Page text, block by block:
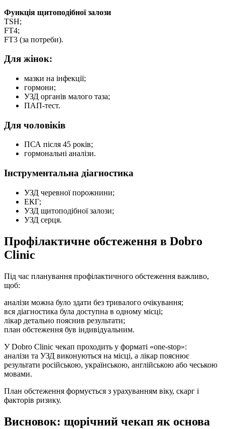
Функція щитоподібної залози
TSH;
FT4;
FT3 (за потреби).
Для жінок:
мазки на інфекції;
гормони;
УЗД органів малого таза;
ПАП-тест.
Для чоловіків
ПСА після 45 років;
гормональні аналізи.
Інструментальна діагностика
УЗД черевної порожнини;
ЕКГ;
УЗД щитоподібної залози;
УЗД серця.
Профілактичне обстеження в Dobro
Clinic
Під час планування профілактичного обстеження важливо,
щоб:
аналізи можна було здати без тривалого очікування;
вся діагностика була доступна в одному місці;
лікар детально пояснив результати;
план обстеження був індивідуальним.
У Dobro Clinic чекап проходить у форматі «one-stop»:
аналізи та УЗД виконуються на місці, а лікар пояснює
результати російською, українською, англійською або чеською
мовами.
План обстеження формується з урахуванням віку, скарг і
факторів ризику.
Висновок: щорічний чекап як основа